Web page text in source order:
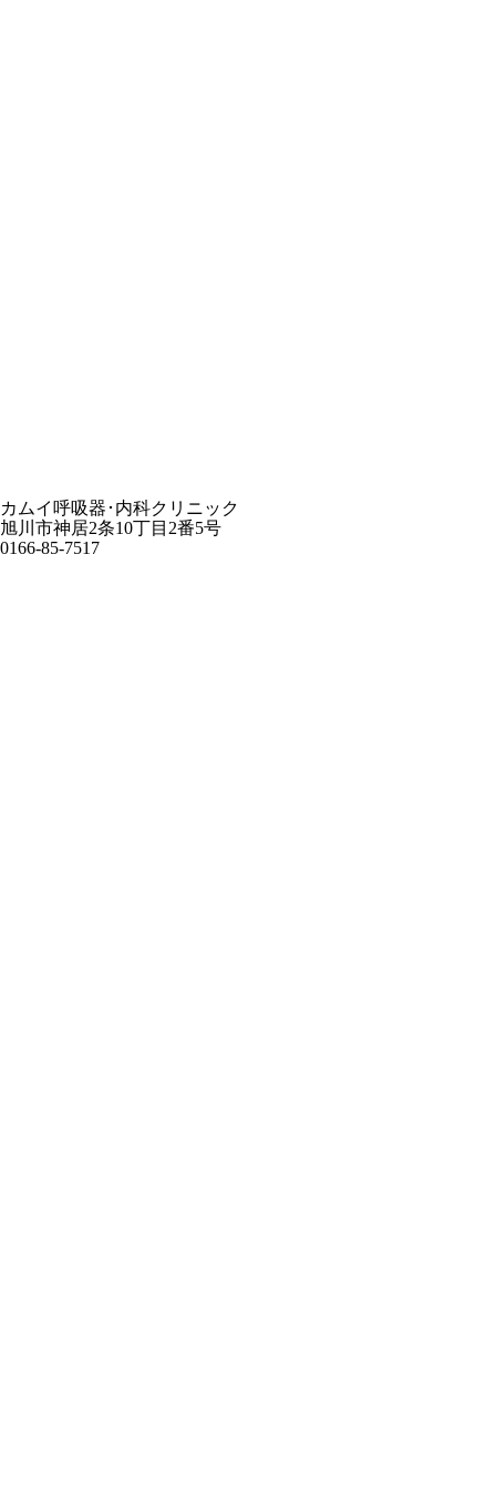
カムイ呼吸器･内科クリニック
旭川市神居2条10丁目2番5号
0166-85-7517